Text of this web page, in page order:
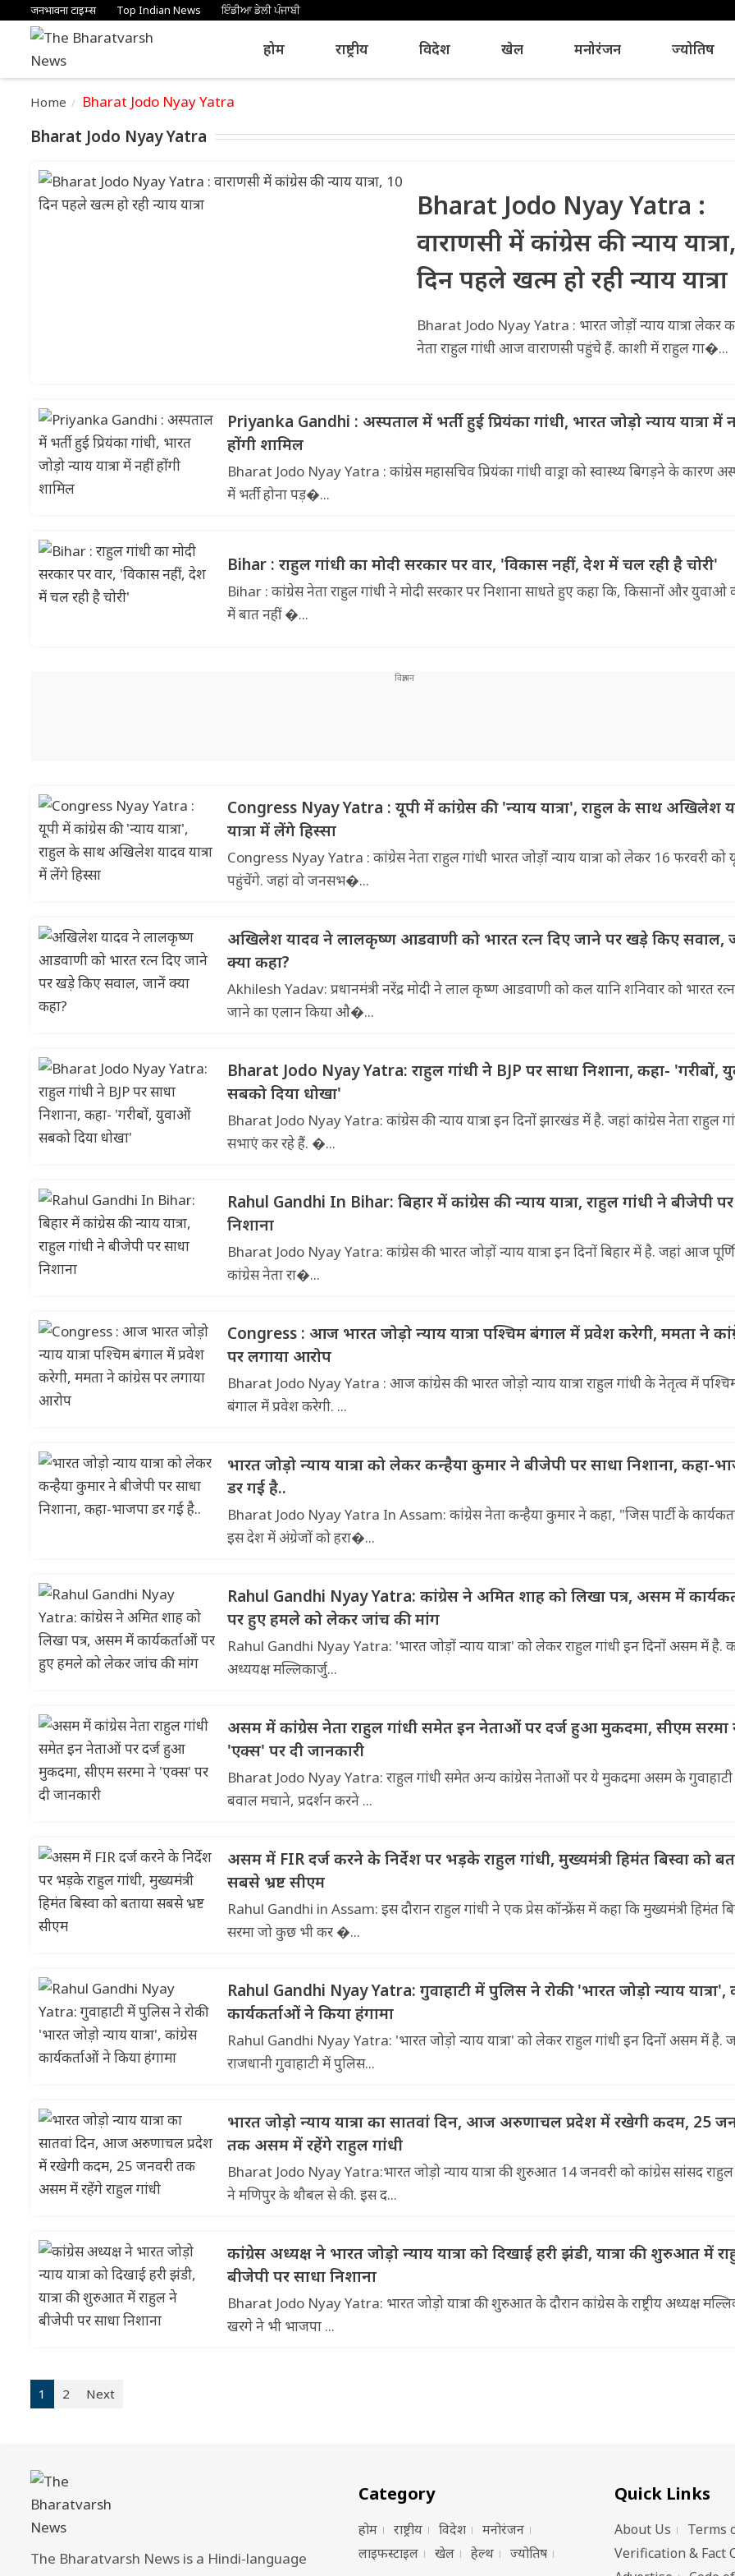
जनभावना टाइम्स Top Indian News ਇੰਡੀਆ ਡੇਲੀ ਪੰਜਾਬੀ
होम राष्ट्रीय विदेश खेल मनोरंजन ज्योतिष
Home Bharat Jodo Nyay Yatra
Bharat Jodo Nyay Yatra
Bharat Jodo Nyay Yatra :
वाराणसी में कांग्रेस की न्याय
दिन पहले खत्म हो रही न्याय यात्रा
Bharat Jodo Nyay Yatra : भारत जोड़ों न्याय यात्रा लेकर
नेता राहुल गांधी आज वाराणसी पहुंचे हैं. काशी में राहुल गा�...
Priyanka Gandhi : अस्पताल में भर्ती हुई प्रियंका गांधी, भारत जोड़ो न्याय यात्रा में
होंगी शामिल
Bharat Jodo Nyay Yatra : कांग्रेस महासचिव प्रियंका गांधी वाड्रा को स्वास्थ्य बिगड़ने के कारण
में भर्ती होना पड़�...
Bihar : राहुल गांधी का मोदी सरकार पर वार, 'विकास नहीं, देश में चल रही है चोरी'
Bihar : कांग्रेस नेता राहुल गांधी ने मोदी सरकार पर निशाना साधते हुए कहा कि, किसानों और युवाओ
में बात नहीं �...
Congress Nyay Yatra : यूपी में कांग्रेस की 'न्याय यात्रा', राहुल के साथ अखिलेश
यात्रा में लेंगे हिस्सा
Congress Nyay Yatra : कांग्रेस नेता राहुल गांधी भारत जोड़ों न्याय यात्रा को लेकर 16 फरवरी को
पहुंचेंगे. जहां वो जनसभ�...
अखिलेश यादव ने लालकृष्ण आडवाणी को भारत रत्न दिए जाने पर खड़े किए सवाल,
क्या कहा?
Akhilesh Yadav: प्रधानमंत्री नरेंद्र मोदी ने लाल कृष्ण आडवाणी को कल यानि शनिवार को भारत
जाने का एलान किया औ�...
Bharat Jodo Nyay Yatra: राहुल गांधी ने BJP पर साधा निशाना, कहा- 'गरीबों,
सबको दिया धोखा'
Bharat Jodo Nyay Yatra: कांग्रेस की न्याय यात्रा इन दिनों झारखंड में है. जहां कांग्रेस नेता राहुल
सभाएं कर रहे हैं. �...
Rahul Gandhi In Bihar: बिहार में कांग्रेस की न्याय यात्रा, राहुल गांधी ने बीजेपी
निशाना
Bharat Jodo Nyay Yatra: कांग्रेस की भारत जोड़ों न्याय यात्रा इन दिनों बिहार में है. जहां आज
कांग्रेस नेता रा�...
Congress : आज भारत जोड़ो न्याय यात्रा पश्चिम बंगाल में प्रवेश करेगी, ममता ने
पर लगाया आरोप
Bharat Jodo Nyay Yatra : आज कांग्रेस की भारत जोड़ो न्याय यात्रा राहुल गांधी के नेतृत्व में
बंगाल में प्रवेश करेगी. ...
भारत जोड़ो न्याय यात्रा को लेकर कन्हैया कुमार ने बीजेपी पर साधा निशाना, कहा-
डर गई है..
Bharat Jodo Nyay Yatra In Assam: कांग्रेस नेता कन्हैया कुमार ने कहा, "जिस पार्टी के
इस देश में अंग्रेजों को हरा�...
Rahul Gandhi Nyay Yatra: कांग्रेस ने अमित शाह को लिखा पत्र, असम में
पर हुए हमले को लेकर जांच की मांग
Rahul Gandhi Nyay Yatra: 'भारत जोड़ों न्याय यात्रा' को लेकर राहुल गांधी इन दिनों असम में है.
अध्ययक्ष मल्लिकार्जु...
असम में कांग्रेस नेता राहुल गांधी समेत इन नेताओं पर दर्ज हुआ मुकदमा, सीएम सरमा
'एक्स' पर दी जानकारी
Bharat Jodo Nyay Yatra: राहुल गांधी समेत अन्य कांग्रेस नेताओं पर ये मुकदमा असम के
बवाल मचाने, प्रदर्शन करने ...
असम में FIR दर्ज करने के निर्देश पर भड़के राहुल गांधी, मुख्यमंत्री हिमंत बिस्वा को
सबसे भ्रष्ट सीएम
Rahul Gandhi in Assam: इस दौरान राहुल गांधी ने एक प्रेस कॉन्फ्रेंस में कहा कि मुख्यमंत्री हिमंत
सरमा जो कुछ भी कर �...
Rahul Gandhi Nyay Yatra: गुवाहाटी में पुलिस ने रोकी 'भारत जोड़ो न्याय यात्रा',
कार्यकर्ताओं ने किया हंगामा
Rahul Gandhi Nyay Yatra: 'भारत जोड़ो न्याय यात्रा' को लेकर राहुल गांधी इन दिनों असम में है.
राजधानी गुवाहाटी में पुलिस...
भारत जोड़ो न्याय यात्रा का सातवां दिन, आज अरुणाचल प्रदेश में रखेगी कदम, 25
तक असम में रहेंगे राहुल गांधी
Bharat Jodo Nyay Yatra:भारत जोड़ो न्याय यात्रा की शुरुआत 14 जनवरी को कांग्रेस सांसद राहुल
ने मणिपुर के थौबल से की. इस द...
कांग्रेस अध्यक्ष ने भारत जोड़ो न्याय यात्रा को दिखाई हरी झंडी, यात्रा की शुरुआत में
बीजेपी पर साधा निशाना
Bharat Jodo Nyay Yatra: भारत जोड़ो यात्रा की शुरुआत के दौरान कांग्रेस के राष्ट्रीय अध्यक्ष
खरगे ने भी भाजपा ...
1 2 Next
The Bharatvarsh News is a Hindi-language
Category
होम राष्ट्रीय विदेश
मनोरंजन
लाइफस्टाइल
खेल हेल्थ ज्योतिष
Quick Links
About Us Terms
Verification & Fact